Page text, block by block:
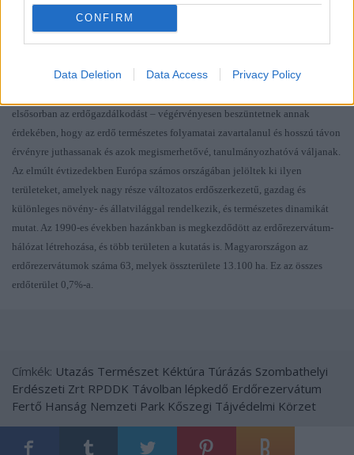
CONFIRM
Data Deletion Data Access Privacy Policy
erdőrezervátum védett erdőterület, fokozottan védett magterületből és védett
elsősorban az erdőgazdálkodást – végérvényesen beszüntetnek annak
érdekében, hogy az erdő természetes folyamatai zavartalanul és hosszú távon
érvényre juthassanak és azok megismerhetővé, tanulmányozhatóvá váljanak.
Az elmúlt évtizedekben Európa számos országában jelöltek ki ilyen
területeket, amelyek nagy része változatos erdőszerkezetű, gazdag és
különleges növény- és állatvilággal rendelkezik, és természetes dinamikát
mutat. Az 1990-es években hazánkban is megkezdődött az erdőrezervátum-
hálózat létrehozása, és több területen a kutatás is. Magyarországon az
erdőrezervátumok száma 63, melyek összterülete 13.100 ha. Ez az összes
erdőterület 0,7%-a.
Címkék: Utazás Természet Kéktúra Túrázás Szombathelyi
Erdészeti Zrt RPDDK Távolban lépkedő Erdőrezervátum
Fertő Hanság Nemzeti Park Kőszegi Tájvédelmi Körzet